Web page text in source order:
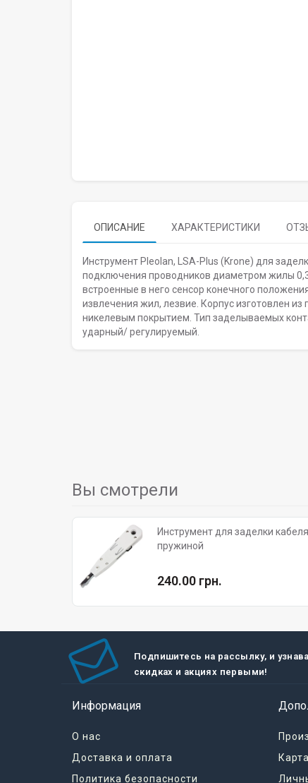
ОПИСАНИЕ ХАРАКТЕРИСТИКИ
Инструмент Pleolan, LSA-Plus (Krone) для
подключения проводников диаметром жилы
встроенные в него сенсор конечного
извлечения жил, лезвие. Корпус изготовлен
никелевым покрытием. Тип заделываемых
ударный/ регулируемый.
Вы смотрели
Инструмент для заделки
пружиной
240.00 грн.
Подпишитесь на рассылку, и
скидках и акциях первыми!
Информация
О нас
Доставка и оплата
Политика безопасности